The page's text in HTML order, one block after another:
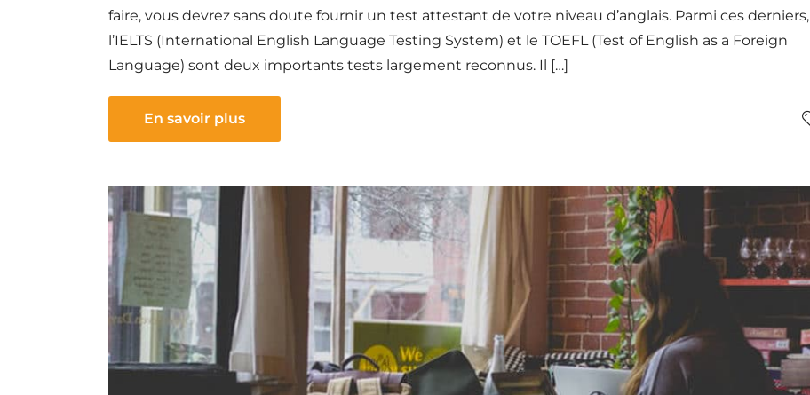
faire, vous devrez sans doute fournir un test attestant de votre niveau d’anglais. Parmi ces derniers,
l’IELTS (International English Language Testing System) et le TOEFL (Test of English as a Foreign
Language) sont deux importants tests largement reconnus. Il […]
En savoir plus